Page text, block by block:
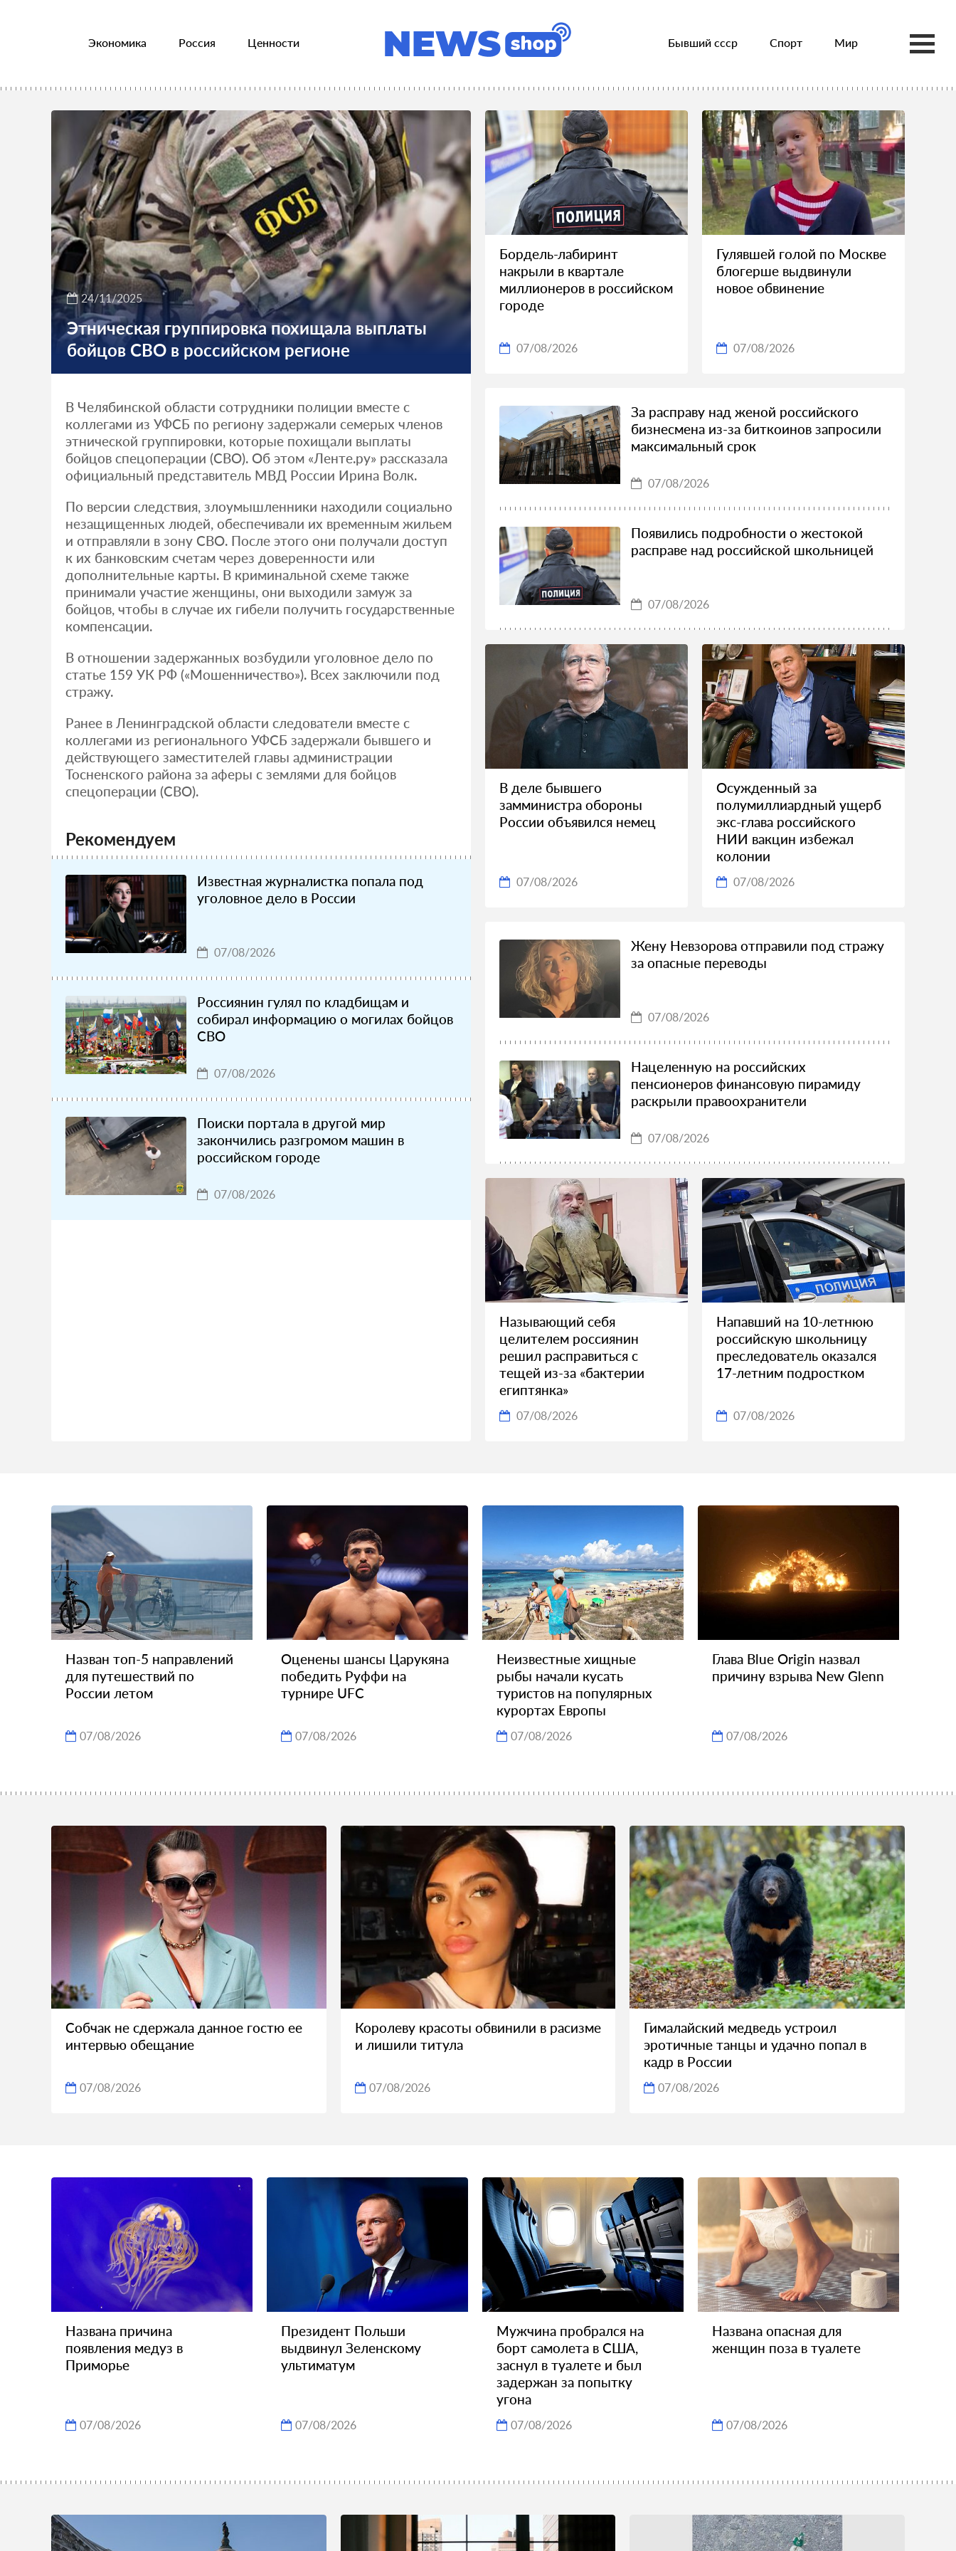
Экономика Россия Ценности Бывший ссср Спорт Мир
24/11/2025
Этническая группировка похищала выплаты
бойцов СВО в российском регионе
В Челябинской области сотрудники полиции вместе с
коллегами из УФСБ по региону задержали семерых членов
этнической группировки, которые похищали выплаты
бойцов спецоперации (СВО). Об этом «Ленте.ру» рассказала
официальный представитель МВД России Ирина Волк.
По версии следствия, злоумышленники находили социально
незащищенных людей, обеспечивали их временным жильем
и отправляли в зону СВО. После этого они получали доступ
к их банковским счетам через доверенности или
дополнительные карты. В криминальной схеме также
принимали участие женщины, они выходили замуж за
бойцов, чтобы в случае их гибели получить государственные
компенсации.
В отношении задержанных возбудили уголовное дело по
статье 159 УК РФ («Мошенничество»). Всех заключили под
стражу.
Ранее в Ленинградской области следователи вместе с
коллегами из регионального УФСБ задержали бывшего и
действующего заместителей главы администрации
Тосненского района за аферы с землями для бойцов
спецоперации (СВО).
Рекомендуем
Известная журналистка попала под
уголовное дело в России
07/08/2026
Россиянин гулял по кладбищам и
собирал информацию о могилах бойцов
СВО
07/08/2026
Поиски портала в другой мир
закончились разгромом машин в
российском городе
07/08/2026
Бордель-лабиринт
накрыли в квартале
миллионеров в российском
городе
07/08/2026
Гулявшей голой по Москве
блогерше выдвинули
новое обвинение
07/08/2026
За расправу над женой российского
бизнесмена из-за биткоинов запросили
максимальный срок
07/08/2026
Появились подробности о жестокой
расправе над российской школьницей
07/08/2026
В деле бывшего
замминистра обороны
России объявился немец
07/08/2026
Осужденный за
полумиллиардный ущерб
экс-глава российского
НИИ вакцин избежал
колонии
07/08/2026
Жену Невзорова отправили под стражу
за опасные переводы
07/08/2026
Нацеленную на российских
пенсионеров финансовую пирамиду
раскрыли правоохранители
07/08/2026
Называющий себя
целителем россиянин
решил расправиться с
тещей из-за «бактерии
египтянка»
07/08/2026
Напавший на 10-летнюю
российскую школьницу
преследователь оказался
17-летним подростком
07/08/2026
Назван топ-5 направлений
для путешествий по
России летом
07/08/2026
Оценены шансы Царукяна
победить Руффи на
турнире UFC
07/08/2026
Неизвестные хищные
рыбы начали кусать
туристов на популярных
курортах Европы
07/08/2026
Глава Blue Origin назвал
причину взрыва New Glenn
07/08/2026
Собчак не сдержала данное гостю ее
интервью обещание
07/08/2026
Королеву красоты обвинили в расизме
и лишили титула
07/08/2026
Гималайский медведь устроил
эротичные танцы и удачно попал в
кадр в России
07/08/2026
Названа причина
появления медуз в
Приморье
07/08/2026
Президент Польши
выдвинул Зеленскому
ультиматум
07/08/2026
Мужчина пробрался на
борт самолета в США,
заснул в туалете и был
задержан за попытку
угона
07/08/2026
Названа опасная для
женщин поза в туалете
07/08/2026